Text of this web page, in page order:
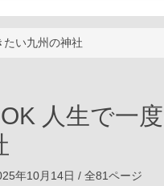
い九州の神社
人生で一
年10月14日 / 全81ページ